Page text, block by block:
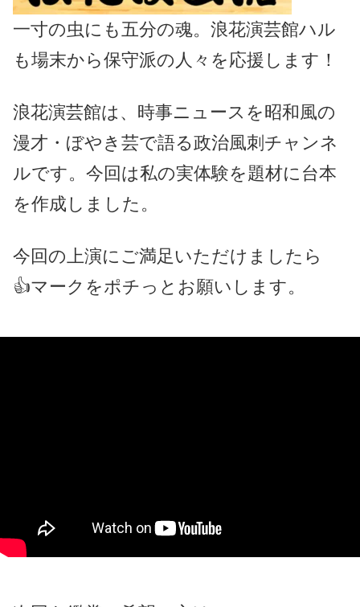
一寸の虫にも五分の魂。浪花演芸館ハル
も場末から保守派の人々を応援します！
浪花演芸館は、時事ニュースを昭和風の
漫才・ぼやき芸で語る政治風刺チャンネ
ルです。今回は私の実体験を題材に台本
を作成しました。
今回の上演にご満足いただけましたら
👍マークをポチっとお願いします。